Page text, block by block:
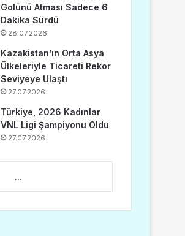
Golünü Atması Sadece 6
Dakika Sürdü
28.07.2026
Kazakistan’ın Orta Asya
Ülkeleriyle Ticareti Rekor
Seviyeye Ulaştı
27.07.2026
Türkiye, 2026 Kadınlar
VNL Ligi Şampiyonu Oldu
27.07.2026
...